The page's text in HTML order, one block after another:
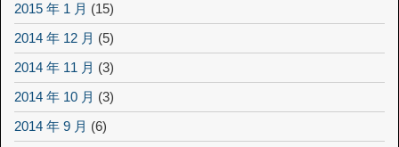
2015 年 1 月 (15)
2014 年 12 月 (5)
2014 年 11 月 (3)
2014 年 10 月 (3)
2014 年 9 月 (6)